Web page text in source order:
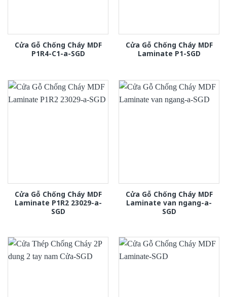
Cửa Gỗ Chống Cháy MDF
P1R4-C1-a-SGD
Cửa Gỗ Chống Cháy MDF
Laminate P1-SGD
Cửa Gỗ Chống Cháy MDF
Laminate P1R2 23029-a-
SGD
Cửa Gỗ Chống Cháy MDF
Laminate van ngang-a-
SGD